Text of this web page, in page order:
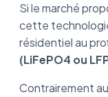
Si le marché
cette
résidentiel au
(LiFePO4 ou
Contrairement